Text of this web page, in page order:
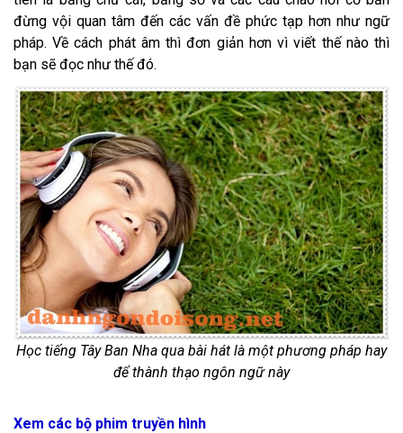
đừng vội quan tâm đến các vấn đề phức tạp hơn như ngữ
pháp. Về cách phát âm thì đơn giản hơn vì viết thế nào thì
bạn sẽ đọc như thế đó.
Học tiếng Tây Ban Nha qua bài hát là một phương pháp hay
để thành thạo ngôn ngữ này
Xem các bộ phim truyền hình